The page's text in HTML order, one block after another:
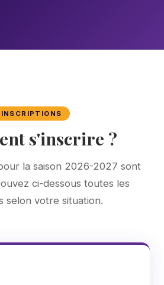
INSCRIPTIONS
s'inscrire ?
la saison 2026-2027 sont
ci-dessous toutes les
selon votre situation.